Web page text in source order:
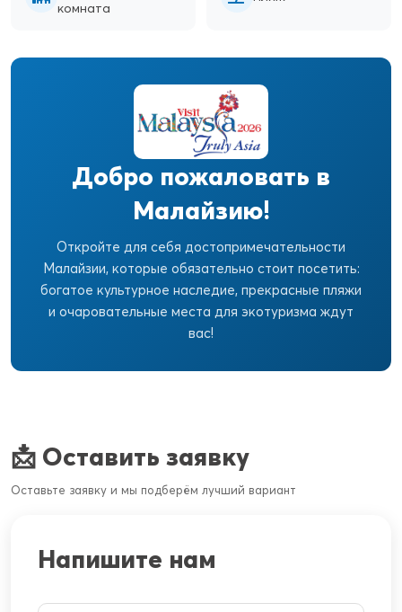
комната
Добро пожаловать в
Малайзию!
Откройте для себя достопримечательности
Малайзии, которые обязательно стоит посетить:
богатое культурное наследие, прекрасные пляжи
и очаровательные места для экотуризма ждут
вас!
📩 Оставить заявку
Оставьте заявку и мы подберём лучший вариант
Напишите нам